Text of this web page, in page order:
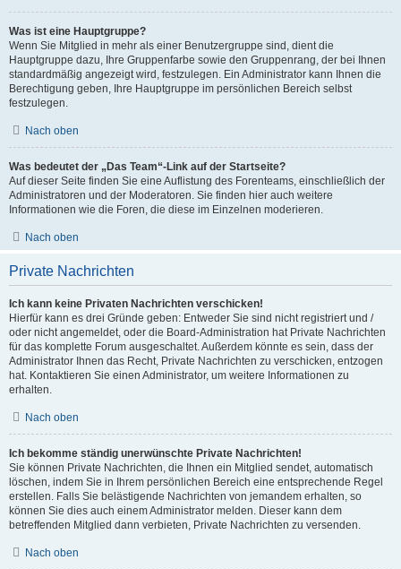
Was ist eine Hauptgruppe?
Wenn Sie Mitglied in mehr als einer Benutzergruppe sind, dient die
Hauptgruppe dazu, Ihre Gruppenfarbe sowie den Gruppenrang, der bei Ihnen
standardmäßig angezeigt wird, festzulegen. Ein Administrator kann Ihnen die
Berechtigung geben, Ihre Hauptgruppe im persönlichen Bereich selbst
festzulegen.
Nach oben
Was bedeutet der „Das Team“-Link auf der Startseite?
Auf dieser Seite finden Sie eine Auflistung des Forenteams, einschließlich der
Administratoren und der Moderatoren. Sie finden hier auch weitere
Informationen wie die Foren, die diese im Einzelnen moderieren.
Nach oben
Private Nachrichten
Ich kann keine Privaten Nachrichten verschicken!
Hierfür kann es drei Gründe geben: Entweder Sie sind nicht registriert und /
oder nicht angemeldet, oder die Board-Administration hat Private Nachrichten
für das komplette Forum ausgeschaltet. Außerdem könnte es sein, dass der
Administrator Ihnen das Recht, Private Nachrichten zu verschicken, entzogen
hat. Kontaktieren Sie einen Administrator, um weitere Informationen zu
erhalten.
Nach oben
Ich bekomme ständig unerwünschte Private Nachrichten!
Sie können Private Nachrichten, die Ihnen ein Mitglied sendet, automatisch
löschen, indem Sie in Ihrem persönlichen Bereich eine entsprechende Regel
erstellen. Falls Sie belästigende Nachrichten von jemandem erhalten, so
können Sie dies auch einem Administrator melden. Dieser kann dem
betreffenden Mitglied dann verbieten, Private Nachrichten zu versenden.
Nach oben